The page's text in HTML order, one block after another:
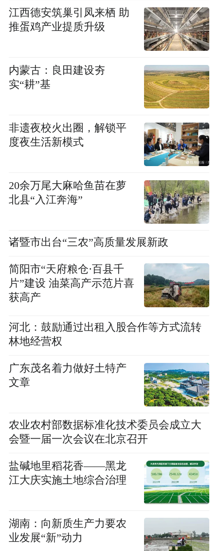
江西德安筑巢引凤来栖 助
推蛋鸡产业提质升级
内蒙古：良田建设夯
实“耕”基
非遗夜校火出圈，解锁平
度夜生活新模式
20余万尾大麻哈鱼苗在萝
北县“入江奔海”
诸暨市出台“三农”高质量发展新政
简阳市“天府粮仓·百县千
片”建设 油菜高产示范片喜
获高产
河北：鼓励通过出租入股合作等方式流转
林地经营权
广东茂名着力做好土特产
文章
农业农村部数据标准化技术委员会成立大
会暨一届一次会议在北京召开
盐碱地里稻花香——黑龙
江大庆实施土地综合治理
湖南：向新质生产力要农
业发展“新”动力